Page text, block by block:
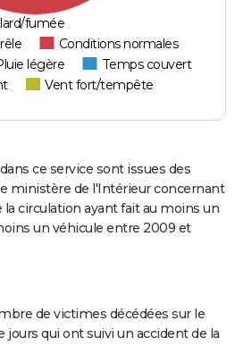
fumée
Conditions normales
légère
Temps couvert
Vent fort/tempête
ce service sont issues des
ministère de l'Intérieur concernant
la circulation ayant fait au moins un
un véhicule entre 2009 et
de victimes décédées sur le
jours qui ont suivi un accident de la